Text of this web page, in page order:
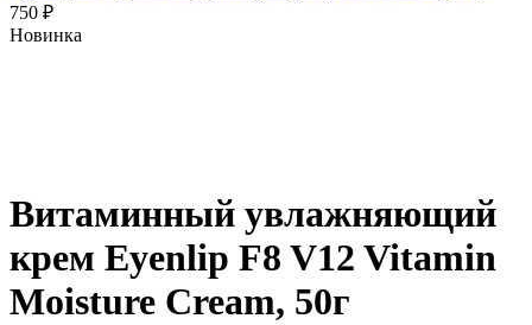
750 ₽
Новинка
Витаминный увлажняющий
крем Eyenlip F8 V12 Vitamin
Moisture Cream, 50г